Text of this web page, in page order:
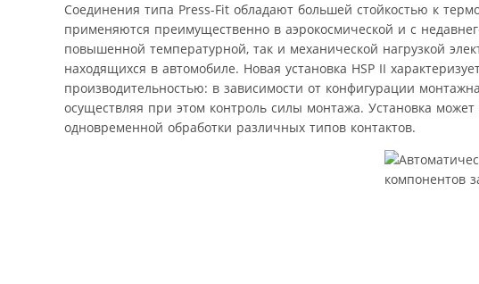
Соединения типа Press-Fit обладают большей стойкостью к
применяются преимущественно в аэрокосмической и с
повышенной температурной, так и механической нагрузкой
находящихся в автомобиле. Новая установка HSP II
производительностью: в зависимости от конфигурации
осуществляя при этом контроль силы монтажа. Установка
одновременной обработки различных типов контактов.